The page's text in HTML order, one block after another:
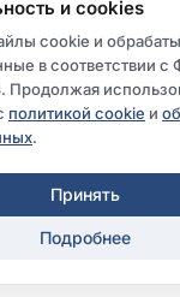
и cookies
cookie и
в соответствии
Продолжая
политикой cookie и
.
Принять
Подробнее